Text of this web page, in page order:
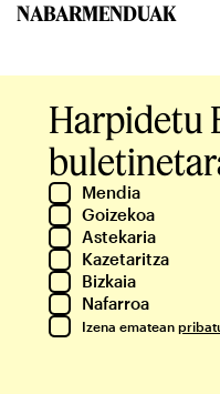
NABARMENDUAK
Harpidetu
Mendia
Goizekoa
Astekaria
Kazetaritza
Bizkaia
Nafarroa
Izena ematean